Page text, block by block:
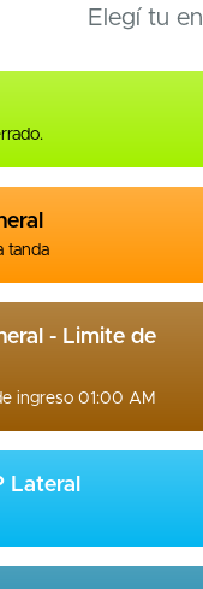
Elegí tu
tanda
- Limite de
ingreso 01:00 AM
Lateral